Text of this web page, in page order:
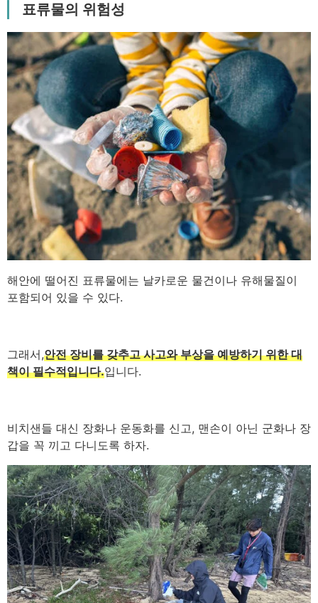
표류물의 위험성
해안에 떨어진 표류물에는 날카로운 물건이나 유해물질이
포함되어 있을 수 있다.
그래서,안전 장비를 갖추고 사고와 부상을 예방하기 위한 대
책이 필수적입니다.입니다.
비치샌들 대신 장화나 운동화를 신고, 맨손이 아닌 군화나 장
갑을 꼭 끼고 다니도록 하자.